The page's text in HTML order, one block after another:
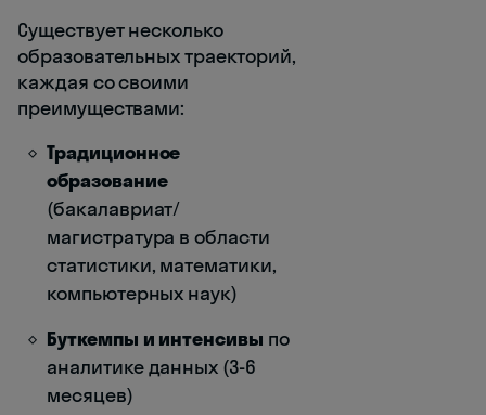
Существует несколько
образовательных траекторий,
каждая со своими
преимуществами:
Традиционное
образование
(бакалавриат/
магистратура в области
статистики, математики,
компьютерных наук)
Буткемпы и интенсивы по
аналитике данных (3-6
месяцев)